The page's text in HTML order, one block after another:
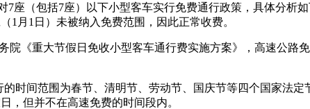
座（包括7座）以下小型客车实行免费通行政策，具体分析
1月1日）未被纳入免费范围，因此正常收费。
《重大节假日免收小型客车通行费实施方案》，高速公路
时间范围为春节、清明节、劳动节、国庆节等四个国家法
，但并不在高速免费的时间段内。